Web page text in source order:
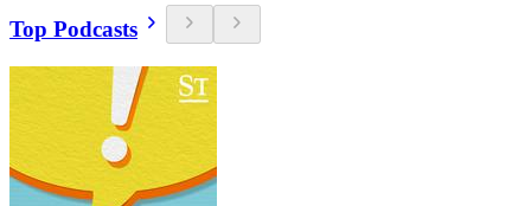
Top Podcasts